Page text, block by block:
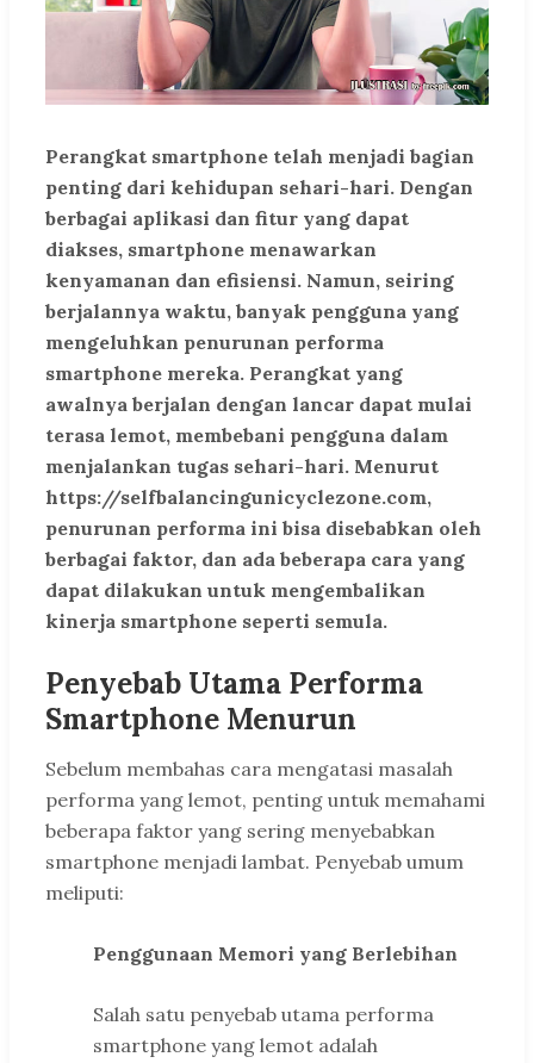
Perangkat smartphone telah menjadi bagian
penting dari kehidupan sehari-hari. Dengan
berbagai aplikasi dan fitur yang dapat
diakses, smartphone menawarkan
kenyamanan dan efisiensi. Namun, seiring
berjalannya waktu, banyak pengguna yang
mengeluhkan penurunan performa
smartphone mereka. Perangkat yang
awalnya berjalan dengan lancar dapat mulai
terasa lemot, membebani pengguna dalam
menjalankan tugas sehari-hari. Menurut
https://selfbalancingunicyclezone.com,
penurunan performa ini bisa disebabkan oleh
berbagai faktor, dan ada beberapa cara yang
dapat dilakukan untuk mengembalikan
kinerja smartphone seperti semula.
Penyebab Utama Performa
Smartphone Menurun
Sebelum membahas cara mengatasi masalah
performa yang lemot, penting untuk memahami
beberapa faktor yang sering menyebabkan
smartphone menjadi lambat. Penyebab umum
meliputi:
Penggunaan Memori yang Berlebihan
Salah satu penyebab utama performa
smartphone yang lemot adalah